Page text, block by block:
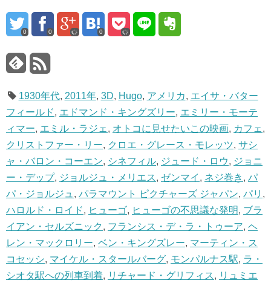
0 0 0
1930年代, 2011年, 3D, Hugo, アメリカ, エイサ・バター
フィールド, エドマンド・キングズリー, エミリー・モーテ
ィマー, エミル・ラジェ , オトコに見せたいこの映画, カフェ ,
クリストファー・リー, クロエ・グレース・モレッツ, サシ
ャ・バロン・コーエン, シネフィル, ジュード・ロウ, ジョニ
ー・デップ, ジョルジュ・メリエス, ゼンマイ , ネジ巻き , パ
パ・ジョルジュ , パラマウント ピクチャーズ ジャパン, パリ ,
ハロルド・ロイド, ヒューゴ, ヒューゴの不思議な発明, ブラ
イアン・セルズニック , フランシス・デ・ラ・トゥーア, ヘ
レン・マックロリー, ベン・キングズレー, マーティン・ス
コセッシ, マイケル・スタールバーグ, モンパルナス駅, ラ・
シオタ駅への列車到着, リチャード・グリフィス, リュミエ